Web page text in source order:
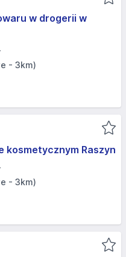
w drogerii w
- 3km)
kosmetycznym Raszyn
- 3km)